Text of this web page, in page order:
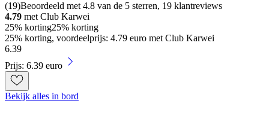
(19)Beoordeeld met 4.8 van de 5 sterren, 19 klantreviews
4.79 met Club Karwei
25% korting25% korting
25% korting, voordeelprijs: 4.79 euro met Club Karwei
6.39
Prijs: 6.39 euro
Bekijk alles in bord